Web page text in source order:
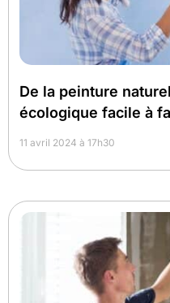
De la peinture
écologique facile à
11 avril 2024 à 17h30